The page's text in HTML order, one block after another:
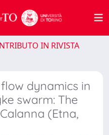
IN RIVISTA
dynamics in
swarm: The
(Etna,